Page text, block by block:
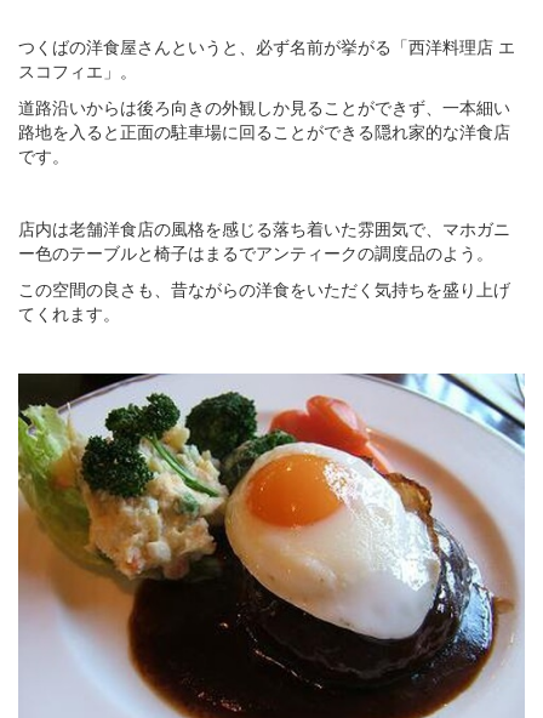
つくばの洋食屋さんというと、必ず名前が挙がる「西洋料理店 エ
スコフィエ」。
道路沿いからは後ろ向きの外観しか見ることができず、一本細い
路地を入ると正面の駐車場に回ることができる隠れ家的な洋食店
です。
店内は老舗洋食店の風格を感じる落ち着いた雰囲気で、マホガニ
ー色のテーブルと椅子はまるでアンティークの調度品のよう。
この空間の良さも、昔ながらの洋食をいただく気持ちを盛り上げ
てくれます。